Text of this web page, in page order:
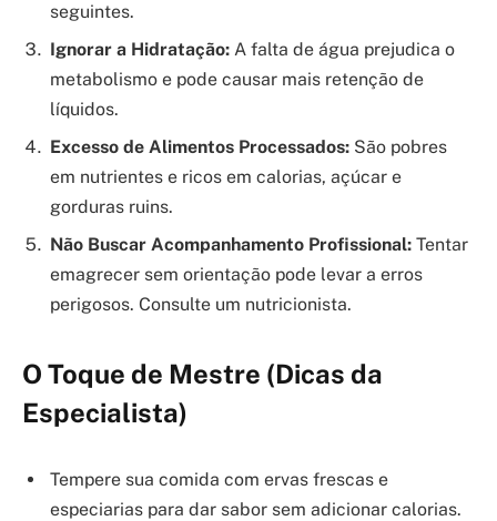
seguintes.
Ignorar a Hidratação: A falta de água prejudica o
metabolismo e pode causar mais retenção de
líquidos.
Excesso de Alimentos Processados: São pobres
em nutrientes e ricos em calorias, açúcar e
gorduras ruins.
Não Buscar Acompanhamento Profissional: Tentar
emagrecer sem orientação pode levar a erros
perigosos. Consulte um nutricionista.
O Toque de Mestre (Dicas da
Especialista)
Tempere sua comida com ervas frescas e
especiarias para dar sabor sem adicionar calorias.